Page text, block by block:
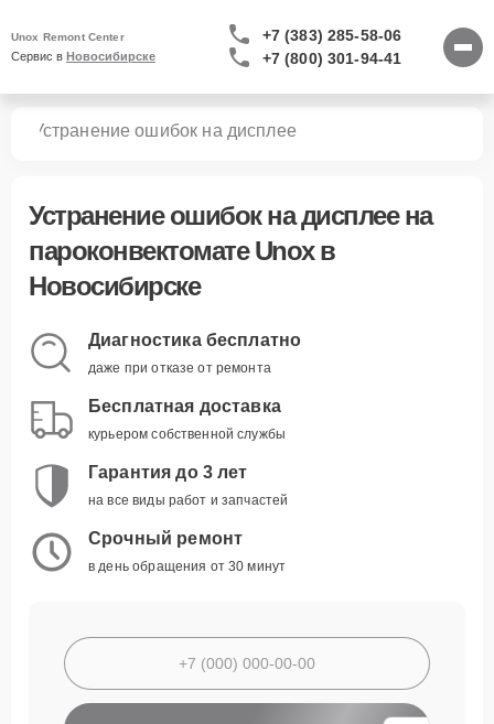
Unox Remont Center
Сервис в Новосибирске
+7 (383) 285-58-06
+7 (800) 301-94-41
Устранение ошибок на дисплее
Устранение ошибок на дисплеена
пароконвектомате Unox в
Новосибирске
Диагностика бесплатно
даже при отказе от ремонта
Бесплатная доставка
курьером собственной службы
Гарантия до 3 лет
на все виды работ и запчастей
Срочный ремонт
в день обращения от 30 минут